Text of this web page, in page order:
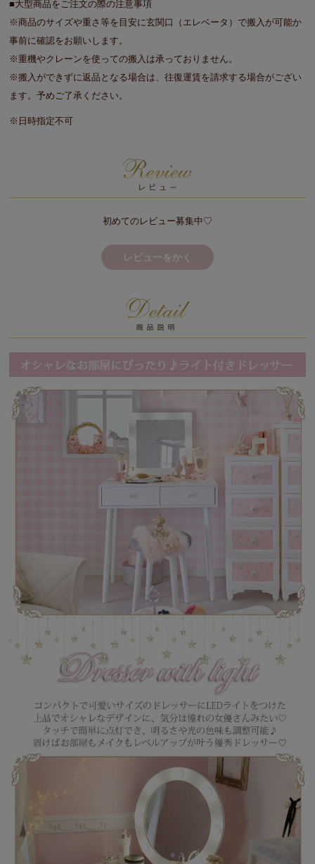
■大型商品をご注文の際の注意事項
※商品のサイズや重さ等を目安に玄関口（エレベータ）で搬入が可能か
事前に確認をお願いします。
※重機やクレーンを使っての搬入は承っておりません。
※搬入ができずに返品となる場合は、往復運賃を請求する場合がござい
ます。予めご了承ください。
※日時指定不可
初めてのレビュー募集中♡
レビューをかく